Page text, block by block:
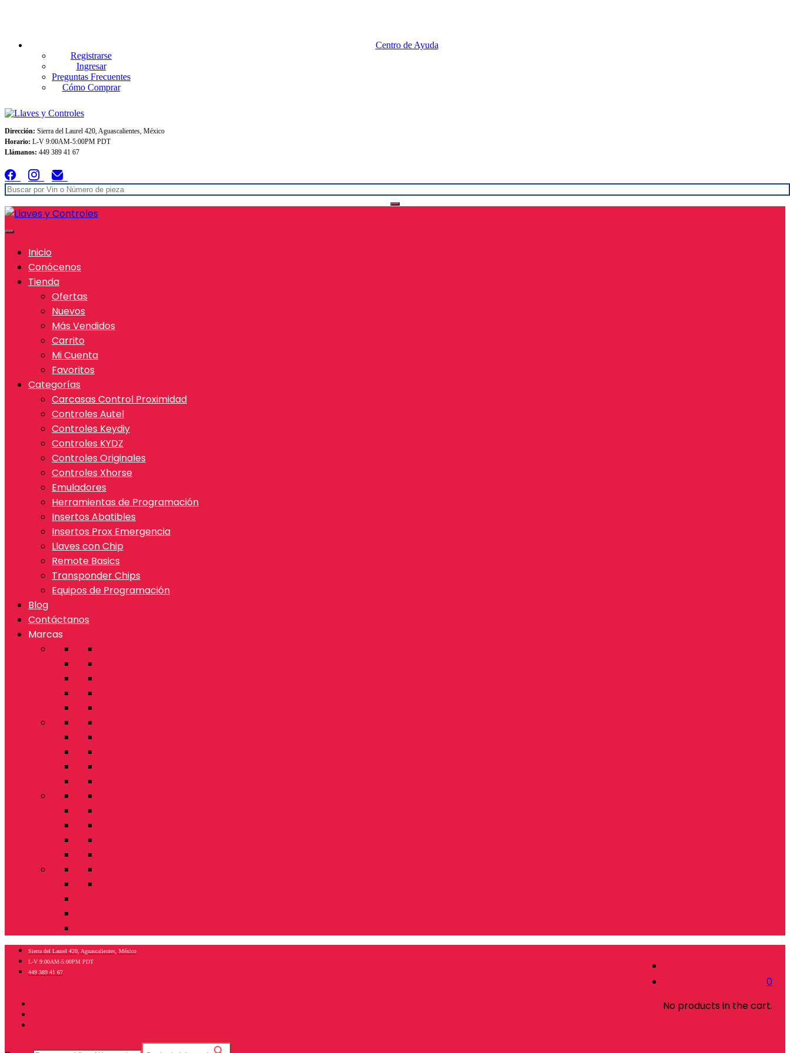
Centro de Ayuda
Registrarse
Ingresar
Preguntas Frecuentes
Cómo Comprar
Dirección: Sierra del Laurel 420, Aguascalientes, México
Horario: L-V 9:00AM-5:00PM PDT
Llámanos: 449 389 41 67
Inicio
Conócenos
Tienda
Ofertas
Nuevos
Más Vendidos
Carrito
Mi Cuenta
Favoritos
Categorías
Carcasas Control Proximidad
Controles Autel
Controles Keydiy
Controles KYDZ
Controles Originales
Controles Xhorse
Emuladores
Herramientas de Programación
Insertos Abatibles
Insertos Prox Emergencia
Llaves con Chip
Remote Basics
Transponder Chips
Equipos de Programación
Blog
Contáctanos
Marcas
0
No products in the cart.
Sierra del Laurel 420, Aguascalientes, México
L-V 9:00AM-5:00PM PDT
449 389 41 67